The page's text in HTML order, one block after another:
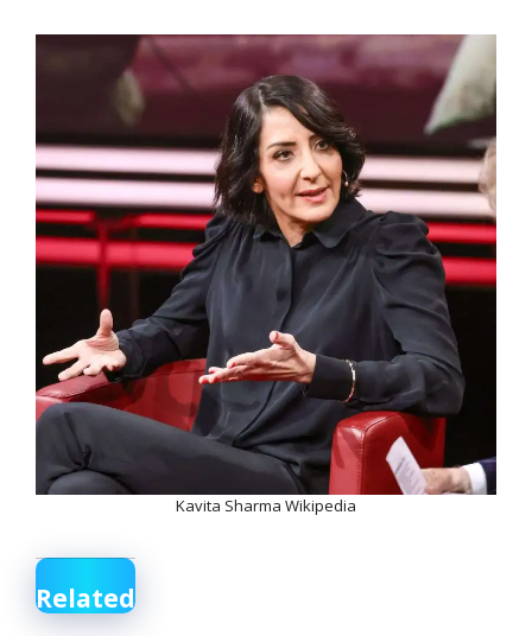
Kavita Sharma Wikipedia
Related